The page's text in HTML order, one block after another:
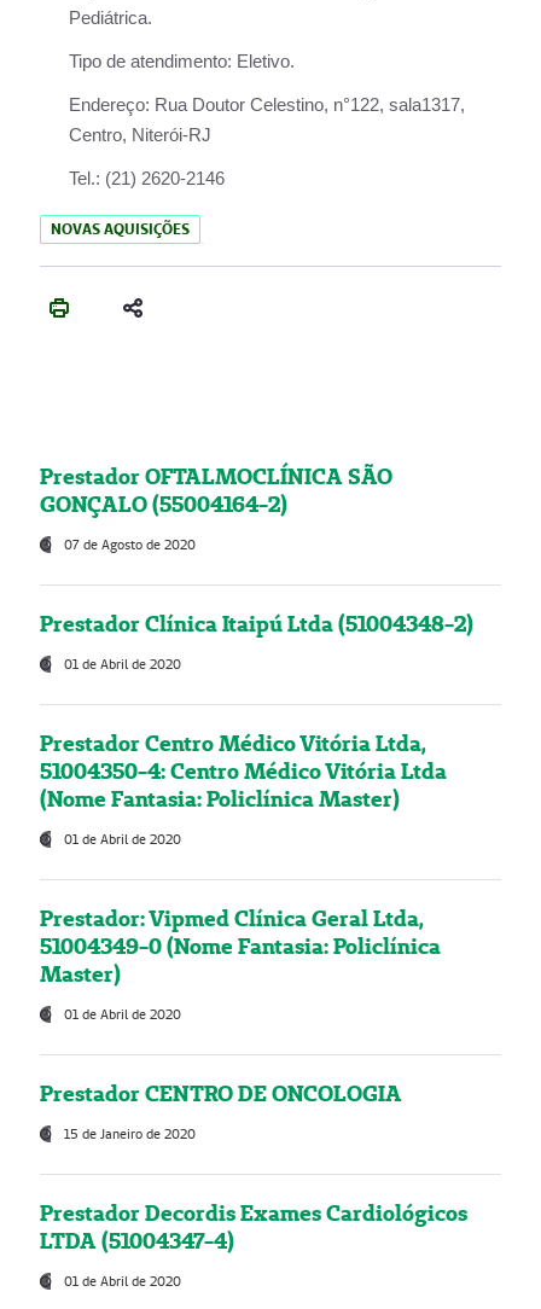
Pediátrica.
Tipo de atendimento: Eletivo.
Endereço: Rua Doutor Celestino, n°122, sala1317,
Centro, Niterói-RJ
Tel.: (21) 2620-2146
NOVAS AQUISIÇÕES
Prestador OFTALMOCLÍNICA SÃO
GONÇALO (55004164-2)
07 de Agosto de 2020
Prestador Clínica Itaipú Ltda (51004348-2)
01 de Abril de 2020
Prestador Centro Médico Vitória Ltda,
51004350-4: Centro Médico Vitória Ltda
(Nome Fantasia: Policlínica Master)
01 de Abril de 2020
Prestador: Vipmed Clínica Geral Ltda,
51004349-0 (Nome Fantasia: Policlínica
Master)
01 de Abril de 2020
Prestador CENTRO DE ONCOLOGIA
15 de Janeiro de 2020
Prestador Decordis Exames Cardiológicos
LTDA (51004347-4)
01 de Abril de 2020